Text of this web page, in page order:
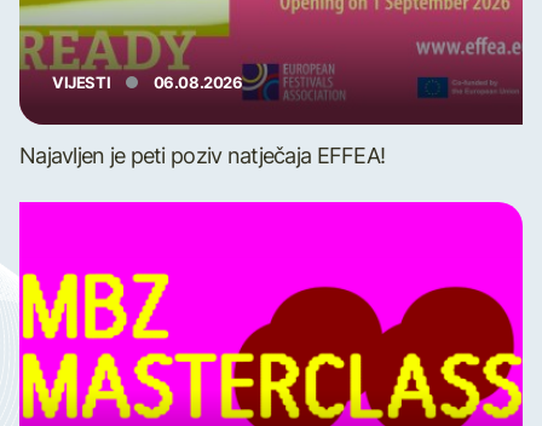
VIJESTI 06.08.2026
Najavljen je peti poziv natječaja EFFEA!